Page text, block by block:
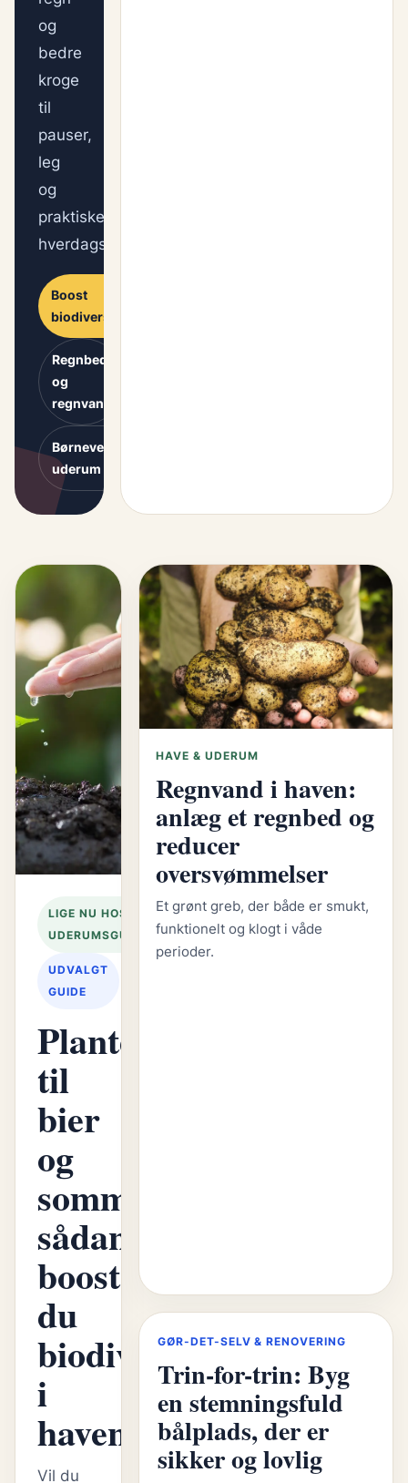
og
bedre
kroge
til
pauser,
leg
og
praktiske
hverdagsrutiner.
Boost
biodiversiteten
Regnbed
og
regnvand
Børnevenlige
uderum
LIGE NU HOS
UDERUMSGUIDEN
UDVALGT
GUIDE
Planteliste
til
bier
og
sommerfugle:
sådan
booster
du
biodiversiteten
i
haven
Vil du
HAVE & UDERUM
Regnvand i haven:
anlæg et regnbed og
reducer
oversvømmelser
Et grønt greb, der både er smukt,
funktionelt og klogt i våde
perioder.
GØR-DET-SELV & RENOVERING
Trin-for-trin: Byg
en stemningsfuld
bålplads, der er
sikker og lovlig